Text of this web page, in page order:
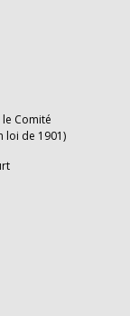
Comité
loi de 1901)